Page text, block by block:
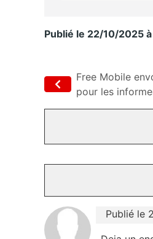
Publié le 22/10/2025
Free Mobile
pour les
Publié le